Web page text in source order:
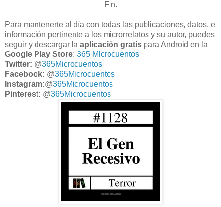
Fin.
Para mantenerte al día con todas las publicaciones, datos, e
información pertinente a los microrrelatos y su autor, puedes
seguir y descargar la aplicación gratis para Android en la
Google Play Store: 365 Microcuentos
Twitter: @365Microcuentos
Facebook: @365Microcuentos
Instagram:@365Microcuentos
Pinterest: @365Microcuentos